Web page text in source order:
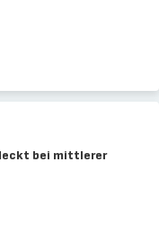
bei mittlerer